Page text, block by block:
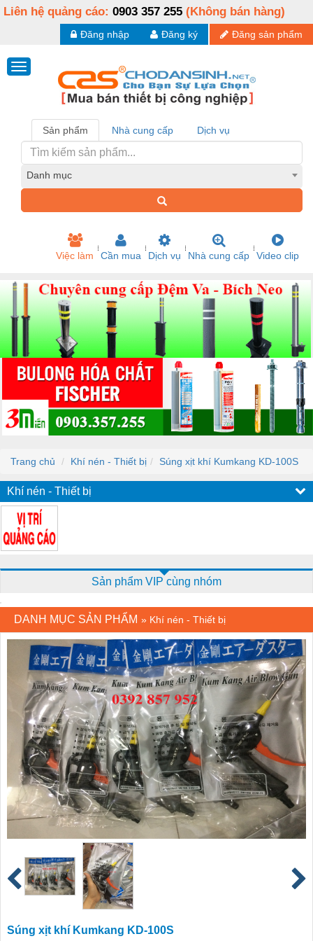
Liên hệ quảng cáo: 0903 357 255 (Không bán hàng)
Đăng sản phẩm
Đăng ký
Đăng nhập
Sản phẩm Nhà cung cấp Dịch vụ
Danh mục
Việc làm Cần mua Dịch vụ Nhà cung cấp Video clip
Trang chủ Khí nén - Thiết bị Súng xịt khí Kumkang KD-100S
Khí nén - Thiết bị
Sản phẩm VIP cùng nhóm
DANH MỤC SẢN PHẨM » Khí nén - Thiết bị
Súng xịt khí Kumkang KD-100S